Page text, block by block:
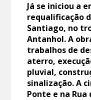
Já se iniciou a
requalificação
Santiago, no
Antanhol. A
trabalhos de
aterro,
pluvial,
sinalização. A
Ponte e na Rua